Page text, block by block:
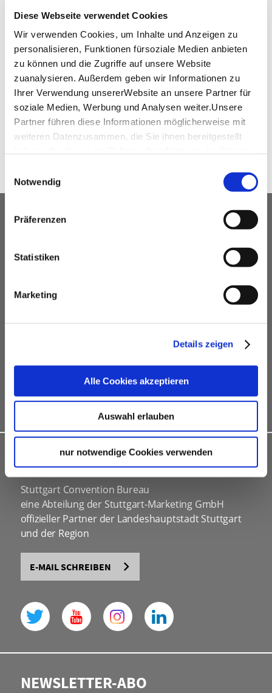
Diese Webseite verwendet Cookies
Wir verwenden Cookies, um Inhalte und Anzeigen zu
personalisieren, Funktionen fürsoziale Medien anbieten
zu können und die Zugriffe auf unsere Website
zuanalysieren. Außerdem geben wir Informationen zu
Ihrer Verwendung unsererWebsite an unsere Partner für
soziale Medien, Werbung und Analysen weiter.Unsere
Partner führen diese Informationen möglicherweise mit
weiteren Datenzusammen, die Sie ihnen bereitgestellt
Impressum
Notwendig
Präferenzen
Statistiken
Marketing
Details zeigen
Alle Cookies akzeptieren
Auswahl erlauben
nur notwendige Cookies verwenden
+ 49 69 244 330 431
kontakt@whitbread.com
www.premierinn.com
WEITEREMPFEHLEN
UNSER SERVICE FÜR
Dienstleistern
Site Inspections
Werbe- und Informationsmaterial
Kongressbewerbungen
INDIVIDUELLE BERATUNG
Stuttgart Convention Bureau
eine Abteilung der Stuttgart-Marketing GmbH
offizieller Partner der Landeshauptstadt Stuttgart
und der Region
E-MAIL SCHREIBEN
NEWSLETTER-ABO